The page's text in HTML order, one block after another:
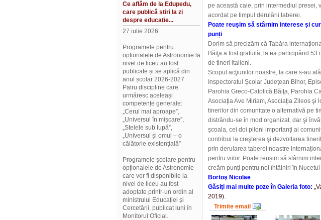
Ce aflăm de la Edupedu,
care publică știri la zi
despre educație...
27 iulie 2026
Programele pentru
opționalele de Astronomie la
nivel de liceu au fost
publicate și se aplică din
anul școlar 2026-2027.
Patru discipline care
urmăresc aceleași
competențe generale:
„Cerul mai aproape”,
„Universul în mișcare”,
„Stelele sub lupă”,
„Universul și omul – o
călătorie existențială”
Programele școlare pentru
opționalele de Astronomie
care vor fi disponibile la
nivel de liceu au fost
adoptate printr-un ordin al
ministrului Educației și
Cercetării, publicat luni în
Monitorul Oficial.
pe această cale, prin intermediul presei,
acordat pe timpul derulării taberei.
Poate reușim să stârnim interese și
punți
Dorim să precizăm că Tabăra
Băiţa a fost gratuită, la ea participând
de tineri italieni.
Scopul acţiunilor noastre, la care s-au
Inspectoratul Şcolar Judeţean Bihor,
Parohia Greco-Catolică Băiţa, Parohia
Asociaţia Ave Miriam, Asociaţia Zileos şi
tinerilor din comunitate o alternativă pe
distrându-se în mod organizat, dar şi
şcoala, cei doi piloni importanți ai
contribui la creşterea şi dezvoltarea
prin derularea taberei noastre
pentru viitor. Poate reușim să stârnim
creăm punți pentru noi întâlniri în
Bortoş Nicolae
Găsiți mai multe poze în Galeria foto:
2019).
Trimite email